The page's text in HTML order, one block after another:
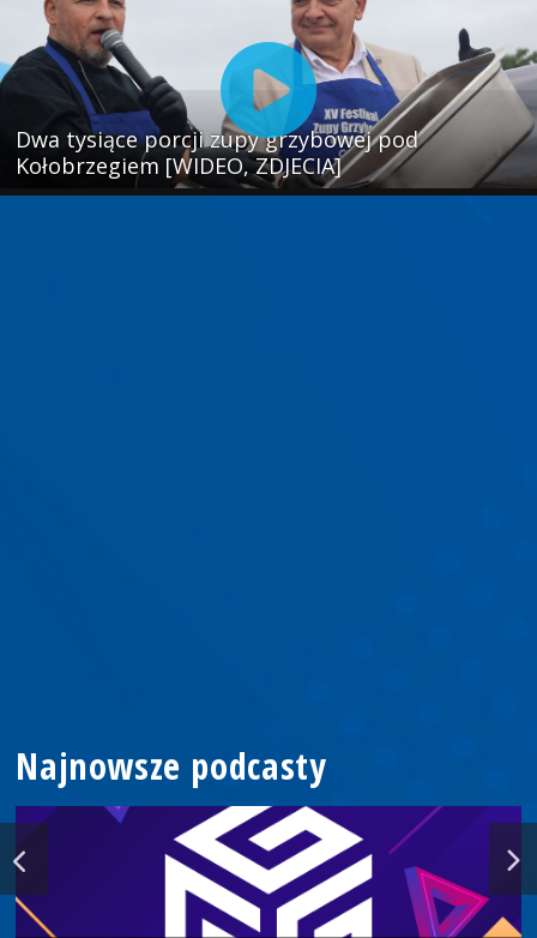
Dwa tysiące porcji zupy grzybowej pod
Kołobrzegiem [WIDEO, ZDJECIA]
Najnowsze podcasty